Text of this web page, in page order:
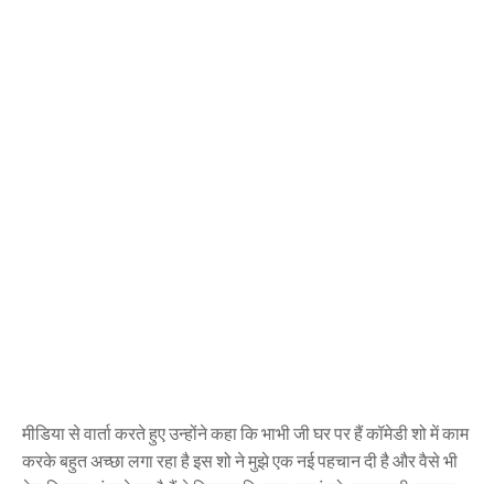
मीडिया से वार्ता करते हुए उन्होंने कहा कि भाभी जी घर पर हैं कॉमेडी शो में काम
करके बहुत अच्छा लगा रहा है इस शो ने मुझे एक नई पहचान दी है और वैसे भी